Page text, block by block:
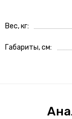
Вес, кг
Габариты, см